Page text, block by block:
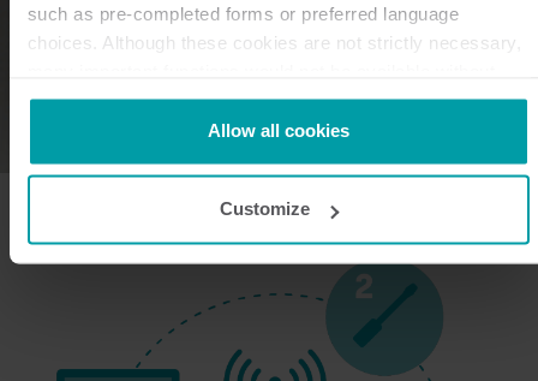
such as pre-completed forms or preferred language
choices. Although these cookies are not strictly necessary,
them.
Kamstrup makes use of third-party cookies. A third-party
cookie is installed by someone other than us, such as other
You can at any time change or withdraw your consent from
Allow all cookies
Customize